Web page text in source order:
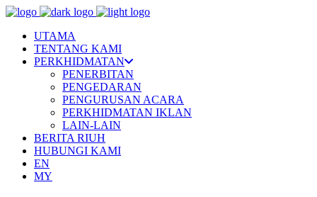
UTAMA
TENTANG KAMI
PERKHIDMATAN
PENERBITAN
PENGEDARAN
PENGURUSAN ACARA
PERKHIDMATAN IKLAN
LAIN-LAIN
BERITA RIUH
HUBUNGI KAMI
EN
MY